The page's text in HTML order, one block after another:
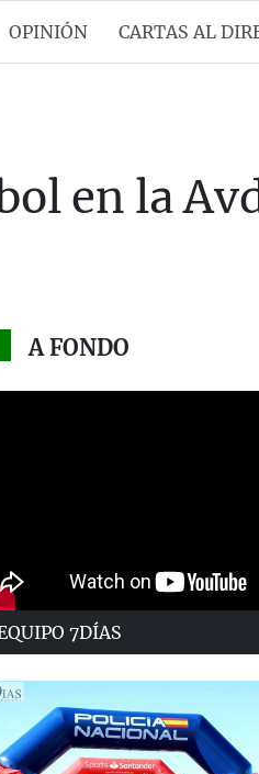
OPINIÓN CARTAS AL
en la
A FONDO
7DÍAS